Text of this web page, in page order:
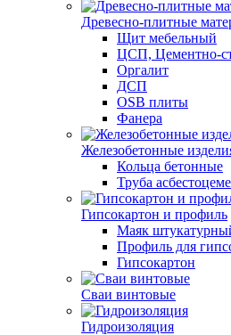
Древесно-плитные
Щит мебельный
ЦСП, Цементно-
Оргалит
ДСП
OSB плиты
Фанера
Железобетонные
Кольца бетонные
Труба
Гипсокартон и профиль
Маяк
Профиль для
Гипсокартон
Сваи винтовые
Гидроизоляция